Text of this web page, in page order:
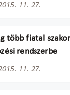
11. 27.
több fiatal
rendszerbe
11. 27.